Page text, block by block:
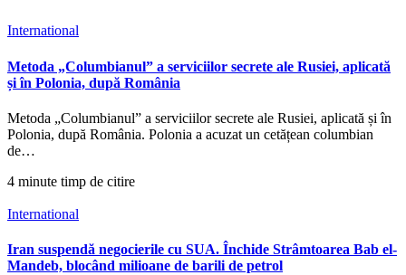
International
Metoda „Columbianul” a serviciilor secrete ale Rusiei, aplicată
și în Polonia, după România
Metoda „Columbianul” a serviciilor secrete ale Rusiei, aplicată și în
Polonia, după România. Polonia a acuzat un cetățean columbian
de…
4 minute timp de citire
International
Iran suspendă negocierile cu SUA. Închide Strâmtoarea Bab el-
Mandeb, blocând milioane de barili de petrol